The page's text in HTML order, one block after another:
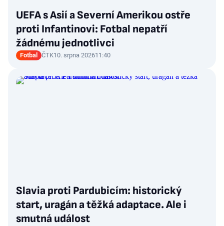
UEFA s Asií a Severní Amerikou ostře
proti Infantinovi: Fotbal nepatří
žádnému jednotlivci
Fotbal ČTK10. srpna 202611:40
Slavia proti Pardubicím: historický
start, uragán a těžká adaptace. Ale i
smutná událost